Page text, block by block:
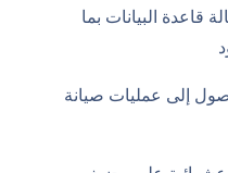
قاعدة البيانات بما
إلى عمليات صيانة